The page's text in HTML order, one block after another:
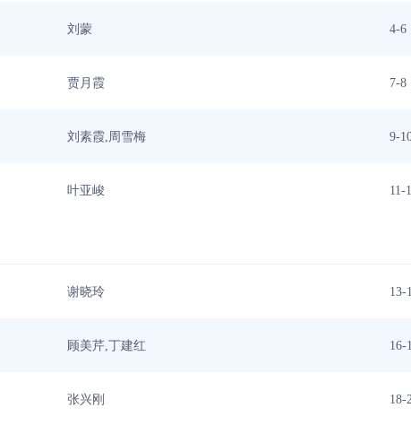
刘蒙 4-6
贾月霞 7-8
刘素霞,周雪梅 9-
叶亚峻 11-
谢晓玲 13-
顾美芹,丁建红 16-
张兴刚 18-